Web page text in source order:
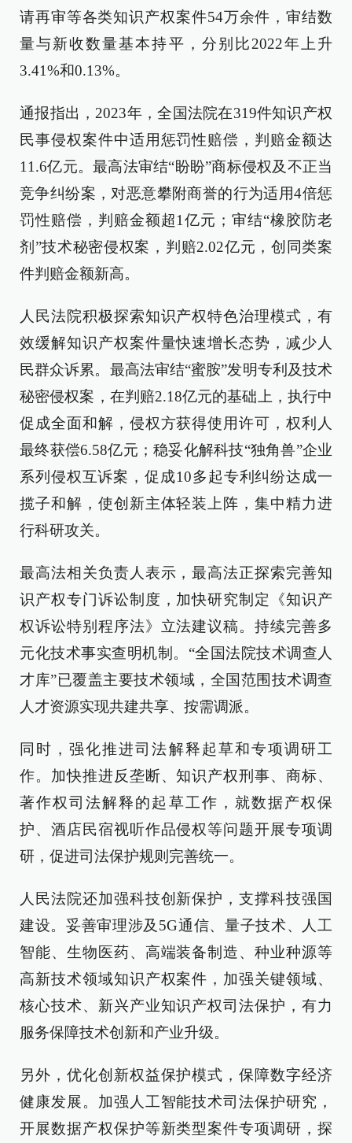
请再审等各类知识产权案件54万余件，审结数
量与新收数量基本持平，分别比2022年上升
3.41%和0.13%。
通报指出，2023年，全国法院在319件知识产权
民事侵权案件中适用惩罚性赔偿，判赔金额达
11.6亿元。最高法审结“盼盼”商标侵权及不正当
竞争纠纷案，对恶意攀附商誉的行为适用4倍惩
罚性赔偿，判赔金额超1亿元；审结“橡胶防老
剂”技术秘密侵权案，判赔2.02亿元，创同类案
件判赔金额新高。
人民法院积极探索知识产权特色治理模式，有
效缓解知识产权案件量快速增长态势，减少人
民群众诉累。最高法审结“蜜胺”发明专利及技术
秘密侵权案，在判赔2.18亿元的基础上，执行中
促成全面和解，侵权方获得使用许可，权利人
最终获偿6.58亿元；稳妥化解科技“独角兽”企业
系列侵权互诉案，促成10多起专利纠纷达成一
揽子和解，使创新主体轻装上阵，集中精力进
行科研攻关。
最高法相关负责人表示，最高法正探索完善知
识产权专门诉讼制度，加快研究制定《知识产
权诉讼特别程序法》立法建议稿。持续完善多
元化技术事实查明机制。“全国法院技术调查人
才库”已覆盖主要技术领域，全国范围技术调查
人才资源实现共建共享、按需调派。
同时，强化推进司法解释起草和专项调研工
作。加快推进反垄断、知识产权刑事、商标、
著作权司法解释的起草工作，就数据产权保
护、酒店民宿视听作品侵权等问题开展专项调
研，促进司法保护规则完善统一。
人民法院还加强科技创新保护，支撑科技强国
建设。妥善审理涉及5G通信、量子技术、人工
智能、生物医药、高端装备制造、种业种源等
高新技术领域知识产权案件，加强关键领域、
核心技术、新兴产业知识产权司法保护，有力
服务保障技术创新和产业升级。
另外，优化创新权益保护模式，保障数字经济
健康发展。加强人工智能技术司法保护研究，
开展数据产权保护等新类型案件专项调研，探